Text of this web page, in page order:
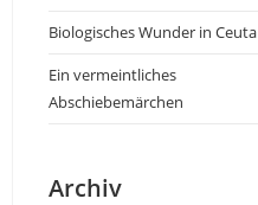
Biologisches Wunder in Ceuta
Ein vermeintliches
Abschiebemärchen
Archiv